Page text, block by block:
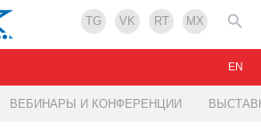
TG VK RT MX
ВЕБИНАРЫ И КОНФЕРЕНЦИИ
EN
генерация на основе ВИЭ
место в РФ по количеству
67 новых соединений для